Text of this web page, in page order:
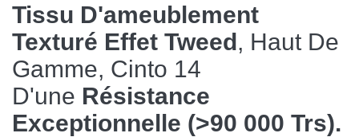
Tissu D'ameublement
Texturé Effet Tweed, Haut De
Gamme, Cinto 14
D'une Résistance
Exceptionnelle (>90 000 Trs).